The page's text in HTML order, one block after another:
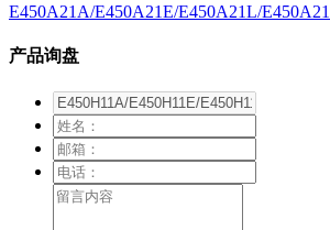
E450A21A/E450A21E/E450A21L/
产品询盘